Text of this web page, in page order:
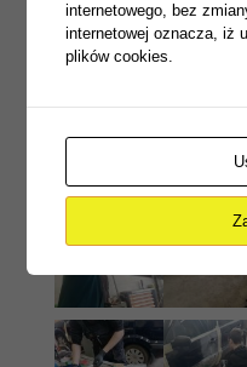
internetowego, bez
internetowej oznacza, iż
plików cookies.